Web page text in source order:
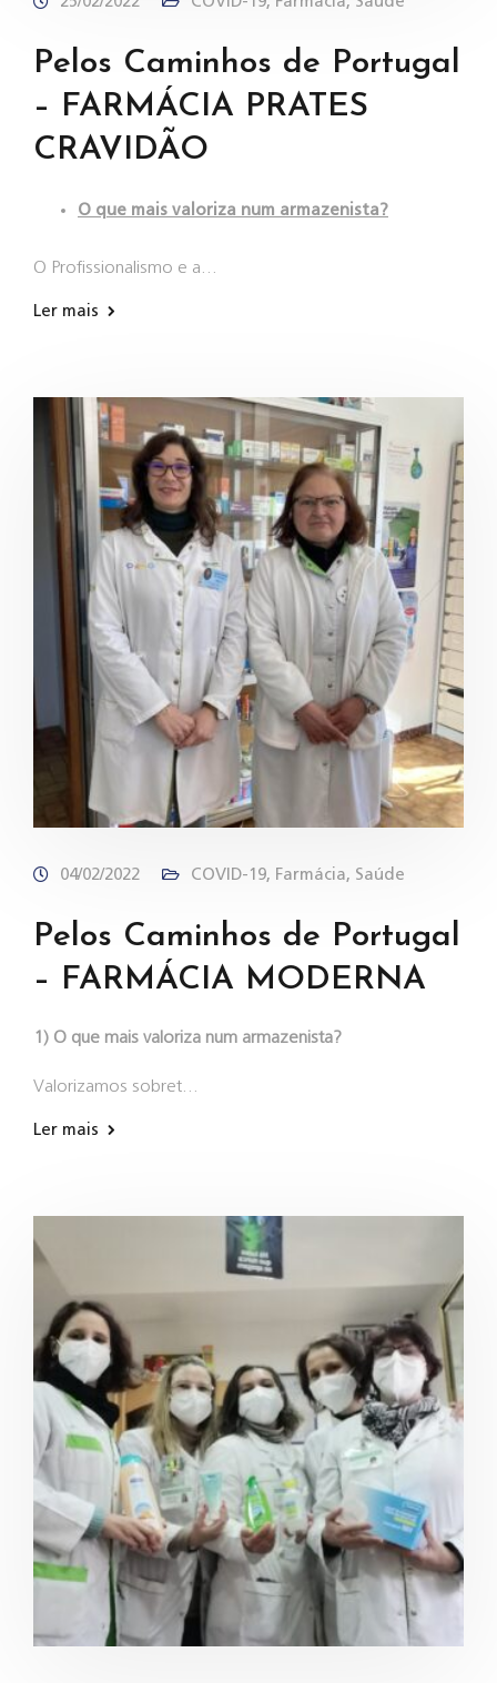
Pelos Caminhos de Portugal
– FARMÁCIA PRATES
CRAVIDÃO
O que mais valoriza num armazenista?
O Profissionalismo e a…
Ler mais
04/02/2022 COVID-19, Farmácia, Saúde
Pelos Caminhos de Portugal
– FARMÁCIA MODERNA
1) O que mais valoriza num armazenista?
Valorizamos sobret…
Ler mais